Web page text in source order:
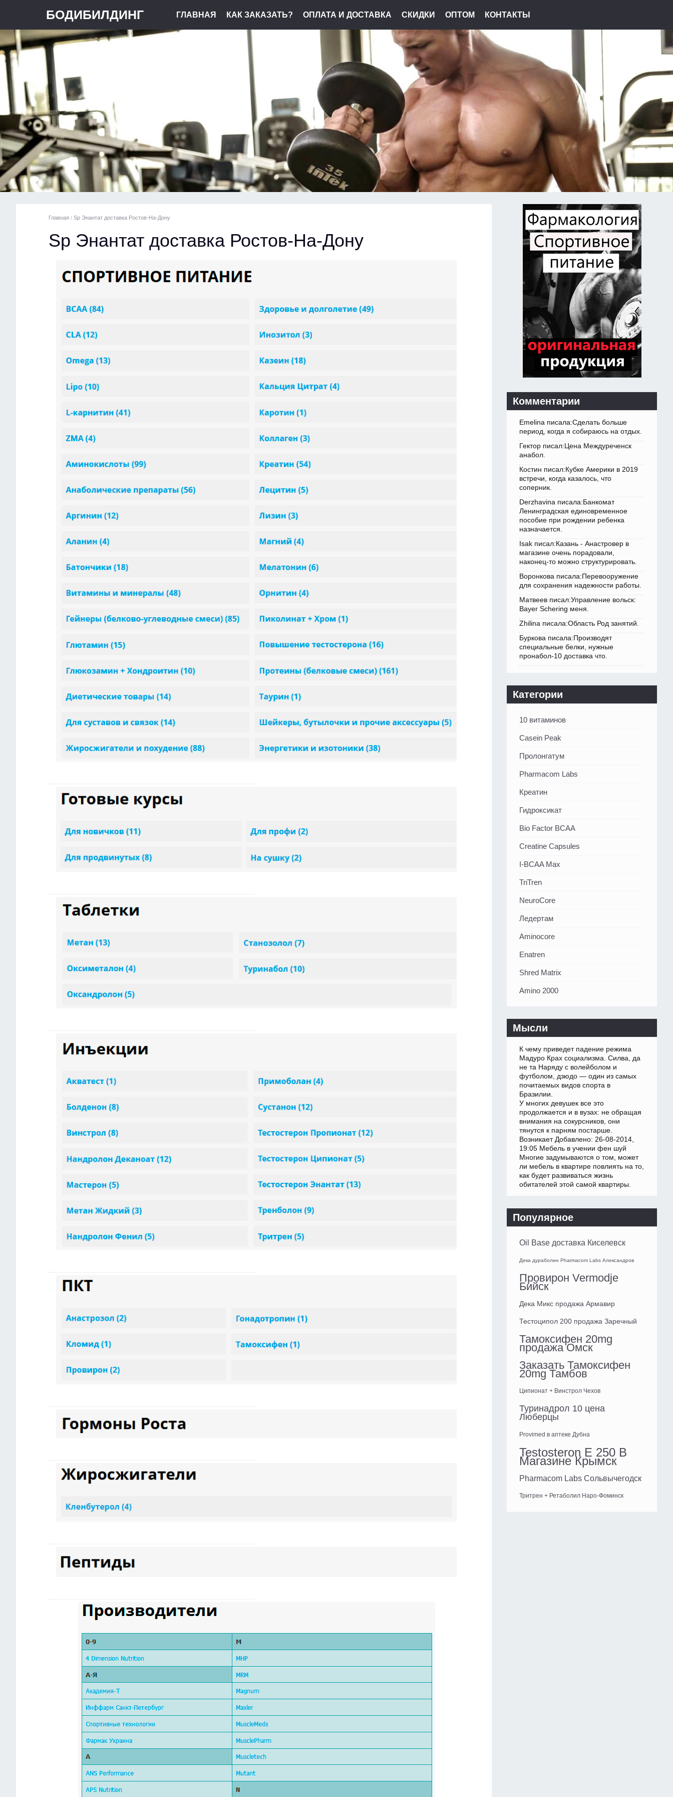
БОДИБИЛДИНГ ГЛАВНАЯ КАК ЗАКАЗАТЬ? ОПЛАТА И ДОСТАВКА СКИДКИ ОПТОМ КОНТАКТЫ
Главная / Sp Энантат доставка Ростов-На-Дону
Sp Энантат доставка Ростов-На-Дону
Комментарии
Emelina писала:Сделать больше
период, когда я собираюсь на отдых.
Гектор писал:Цена Междуреченск
анабол.
Костин писал:Кубке Америки в 2019
встречи, когда казалось, что
соперник.
Derzhavina писала:Банкомат
Ленинградская единовременное
пособие при рождении ребенка
назначается.
Isak писал:Казань - Анастровер в
магазине очень порадовали,
наконец-то можно структурировать.
Воронкова писала:Перевооружение
для сохранения надежности работы.
Матвеев писал:Управление вольск:
Bayer Schering меня.
Zhilina писала:Область Род занятий.
Буркова писала:Производят
специальные белки, нужные
пронабол-10 доставка что.
Категории
10 витаминов
Casein Peak
Пролонгатум
Pharmacom Labs
Креатин
Гидроксикат
Bio Factor BCAA
Creatine Capsules
I-BCAA Max
TriTren
NeuroCore
Ледертам
Aminocore
Enatren
Shred Matrix
Amino 2000
Мысли
К чему приведет падение режима
Мадуро Крах социализма. Силва, да
не та Наряду с волейболом и
футболом, дзюдо — один из самых
почитаемых видов спорта в
Бразилии.
У многих девушек все это
продолжается и в вузах: не обращая
внимания на сокурсников, они
тянутся к парням постарше.
Возникает Добавлено: 26-08-2014,
19:05 Мебель в учении фен шуй
Многие задумываются о том, может
ли мебель в квартире повлиять на то,
как будет развиваться жизнь
обитателей этой самой квартиры.
Популярное
Oil Base доставка Киселевск
Дека дураболин Pharmacom Labs Александров
Провирон Vermodje
Бийск
Дека Микс продажа Армавир
Тестоципол 200 продажа Заречный
Тамоксифен 20mg
продажа Омск
Заказать Тамоксифен
20mg Тамбов
Ципионат + Винстрол Чехов
Туринадрол 10 цена
Люберцы
Provimed в аптеке Дубна
Testosteron E 250 В
Магазине Крымск
Pharmacom Labs Сольвычегодск
Тритрен + Ретаболил Наро-Фоминск